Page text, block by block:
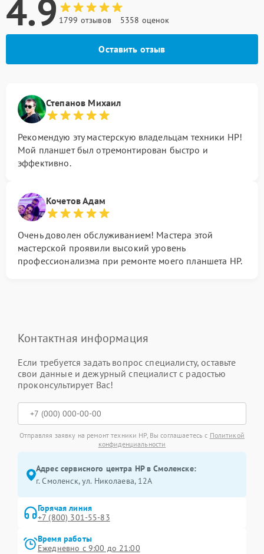
4.9 1799 отзывов 5358 оценок
Оставить отзыв
Степанов Михаил
Рекомендую эту мастерскую владельцам техники HP!
Мой планшет был отремонтирован быстро и
эффективно.
Кочетов Адам
Очень доволен обслуживанием! Мастера этой
мастерской проявили высокий уровень
профессионализма при ремонте моего планшета HP.
Контактная информация
Если требуется задать вопрос специалисту, оставьте
свои данные и дежурный специалист с радостью
проконсультирует Вас!
Отправляя заявку на ремонт техники HP, Вы соглашаетесь с Политикой
конфиденциальности
Адрес сервисного центра HP в Смоленске:
г. Смоленск, ул. Николаева, 12А
Горячая линия
+7 (800) 301-55-83
Время работы
Ежедневно с 9:00 до 21:00